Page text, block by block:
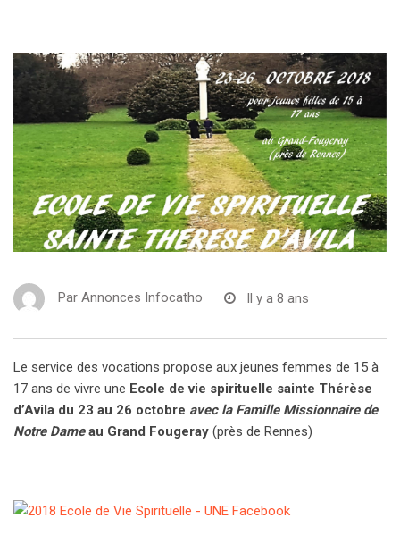
Par Annonces Infocatho Il y a 8 ans
Le service des vocations propose aux jeunes femmes de 15 à
17 ans de vivre une Ecole de vie spirituelle sainte Thérèse
d’Avila du 23 au 26 octobre avec la Famille Missionnaire de
Notre Dameau Grand Fougeray (près de Rennes)